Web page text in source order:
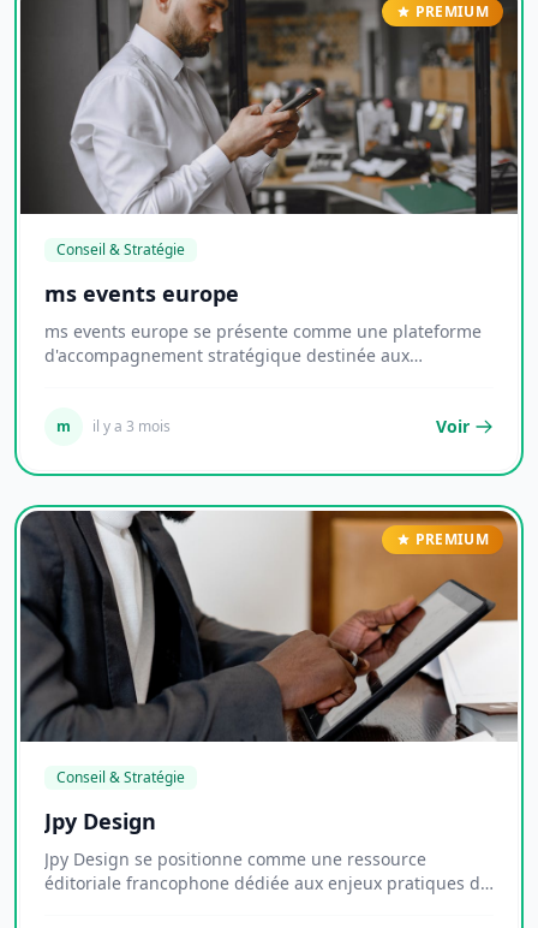
PREMIUM
Conseil & Stratégie
ms events europe
ms events europe se présente comme une plateforme
d'accompagnement stratégique destinée aux
m il y a 3 mois Voir
PREMIUM
Conseil & Stratégie
Jpy Design
Jpy Design se positionne comme une ressource
éditoriale francophone dédiée aux enjeux pratiques de